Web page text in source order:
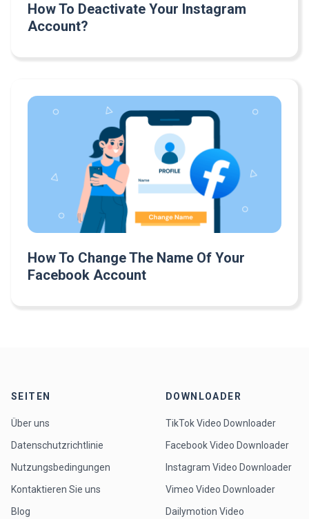
How To Deactivate Your Instagram
Account?
How To Change The Name Of Your
Facebook Account
SEITEN
Über uns
Datenschutzrichtlinie
Nutzungsbedingungen
Kontaktieren Sie uns
Blog
DOWNLOADER
TikTok Video Downloader
Facebook Video Downloader
Instagram Video Downloader
Vimeo Video Downloader
Dailymotion Video